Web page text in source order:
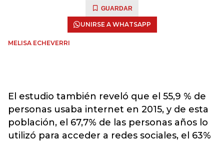
GUARDAR
UNIRSE A WHATSAPP
MELISA ECHEVERRI
El estudio también reveló que el 55,9 % de
personas usaba internet en 2015, y de esta
población, el 67,7% de las personas años lo
utilizó para acceder a redes sociales, el 63%